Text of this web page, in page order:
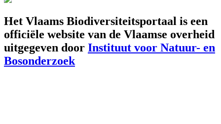
Het Vlaams Biodiversiteitsportaal is een
officiële website van de Vlaamse overheid
uitgegeven door Instituut voor Natuur- en
Bosonderzoek